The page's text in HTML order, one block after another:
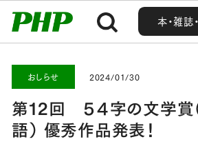
本・雑誌
本・雑誌
第12回 ５４字の文
おしらせ 2024/01/30
第12回 ５４字の文学賞
語） 優秀作品発表！